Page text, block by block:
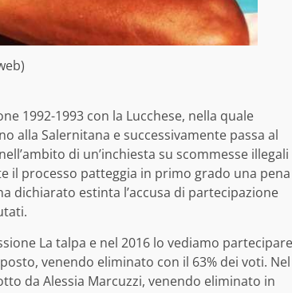
1992-1993 con la Lucchese, nella quale
alla Salernitana e successivamente passa al
di un’inchiesta su scommesse illegali
il processo patteggia in primo grado una pena
dichiarato estinta l’accusa di partecipazione
La talpa e nel 2016 lo vediamo partecipare
venendo eliminato con il 63% dei voti. Nel
da Alessia Marcuzzi, venendo eliminato in